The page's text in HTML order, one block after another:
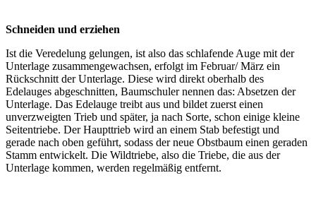
Schneiden und erziehen
Ist die Veredelung gelungen, ist also das schlafende Auge mit der
Unterlage zusammengewachsen, erfolgt im Februar/ März ein
Rückschnitt der Unterlage. Diese wird direkt oberhalb des
Edelauges abgeschnitten, Baumschuler nennen das: Absetzen der
Unterlage. Das Edelauge treibt aus und bildet zuerst einen
unverzweigten Trieb und später, ja nach Sorte, schon einige kleine
Seitentriebe. Der Haupttrieb wird an einem Stab befestigt und
gerade nach oben geführt, sodass der neue Obstbaum einen geraden
Stamm entwickelt. Die Wildtriebe, also die Triebe, die aus der
Unterlage kommen, werden regelmäßig entfernt.